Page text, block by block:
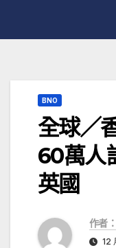
BNO
全球／
60萬人
英國
作者：
12